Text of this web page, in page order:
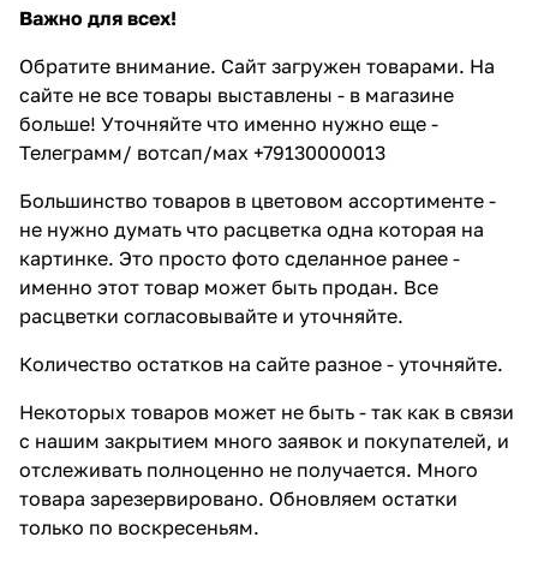
Важно для всех!
Обратите внимание. Сайт загружен товарами. На
сайте не все товары выставлены - в магазине
больше! Уточняйте что именно нужно еще -
Телеграмм/ вотсап/мах +79130000013
Большинство товаров в цветовом ассортименте -
не нужно думать что расцветка одна которая на
картинке. Это просто фото сделанное ранее -
именно этот товар может быть продан. Все
расцветки согласовывайте и уточняйте.
Количество остатков на сайте разное - уточняйте.
Некоторых товаров может не быть - так как в связи
с нашим закрытием много заявок и покупателей, и
отслеживать полноценно не получается. Много
товара зарезервировано. Обновляем остатки
только по воскресеньям.